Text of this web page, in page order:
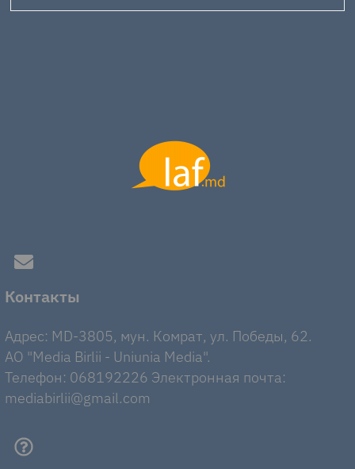
Контакты
Адрес: MD-3805, мун. Комрат, ул. Победы, 62.
AO "Media Birlii - Uniunia Media".
Телефон: 068192226 Электронная почта:
mediabirlii@gmail.com